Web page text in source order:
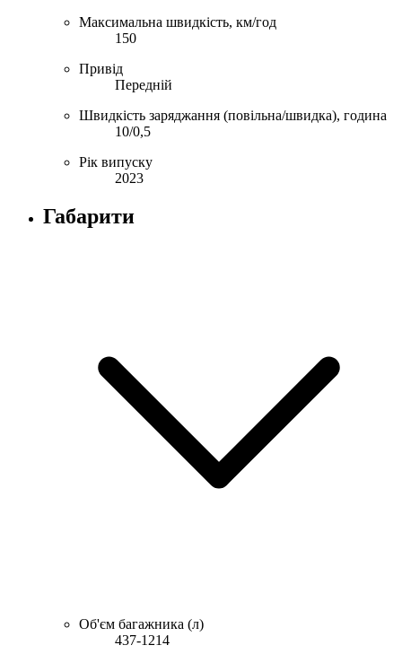
Максимальна швидкість, км/год
150
Привід
Передній
Швидкість заряджання (повільна/швидка), година
10/0,5
Рік випуску
2023
Габарити
Об'єм багажника (л)
437-1214